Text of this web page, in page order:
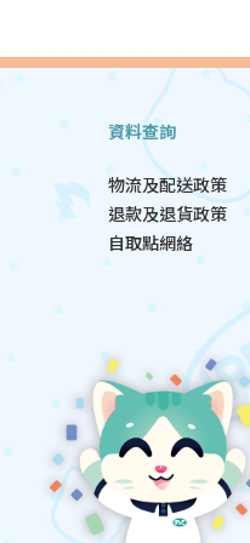
資料查詢
物流及配送政策
退款及退貨政策
自取點網絡